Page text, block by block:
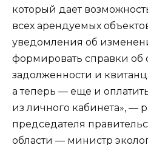
который дает
всех арендуемых
уведомления об
формировать справки об
задолженности и
а теперь — еще и
из личного кабинета», —
председателя
области — министр